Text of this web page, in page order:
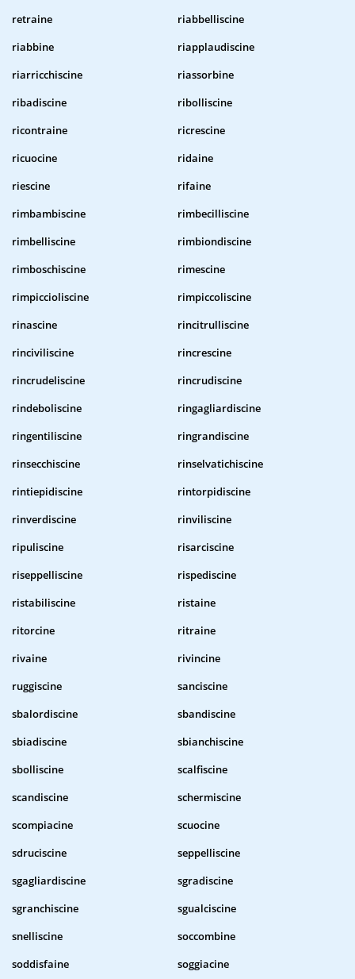
retraine
riabbelliscine
riabbine
riapplaudiscine
riarricchiscine
riassorbine
ribadiscine
ribolliscine
ricontraine
ricrescine
ricuocine
ridaine
riescine
rifaine
rimbambiscine
rimbecilliscine
rimbelliscine
rimbiondiscine
rimboschiscine
rimescine
rimpiccioliscine
rimpiccoliscine
rinascine
rincitrulliscine
rinciviliscine
rincrescine
rincrudeliscine
rincrudiscine
rindeboliscine
ringagliardiscine
ringentiliscine
ringrandiscine
rinsecchiscine
rinselvatichiscine
rintiepidiscine
rintorpidiscine
rinverdiscine
rinviliscine
ripuliscine
risarciscine
riseppelliscine
rispediscine
ristabiliscine
ristaine
ritorcine
ritraine
rivaine
rivincine
ruggiscine
sanciscine
sbalordiscine
sbandiscine
sbiadiscine
sbianchiscine
sbolliscine
scalfiscine
scandiscine
schermiscine
scompiacine
scuocine
sdruciscine
seppelliscine
sgagliardiscine
sgradiscine
sgranchiscine
sgualciscine
snelliscine
soccombine
soddisfaine
soggiacine